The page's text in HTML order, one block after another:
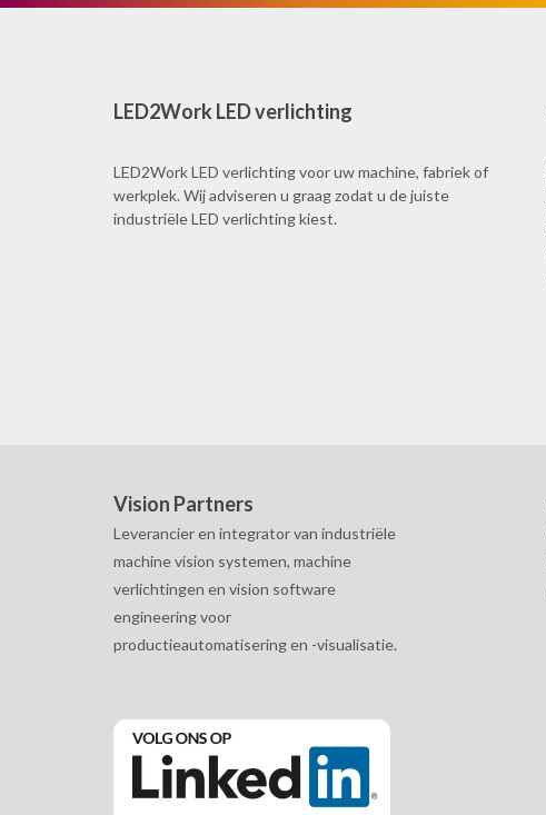
LED2Work LED verlichting
LED2Work LED verlichting voor uw machine, fabriek of
werkplek. Wij adviseren u graag zodat u de juiste
industriële LED verlichting kiest.
Vision Partners
Leverancier en integrator van industriële
machine vision systemen, machine
verlichtingen en vision software
engineering voor
productieautomatisering en -visualisatie.